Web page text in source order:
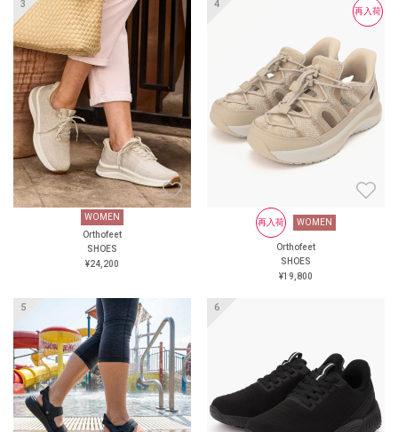
WOMEN
Orthofeet
SHOES
¥24,200
再入荷
再入荷 WOMEN
Orthofeet
SHOES
¥19,800
再入荷
再入荷 WOMEN
Orthofeet
SHOES
WOMEN
Orthofeet
SHOES
¥19,800
再入荷